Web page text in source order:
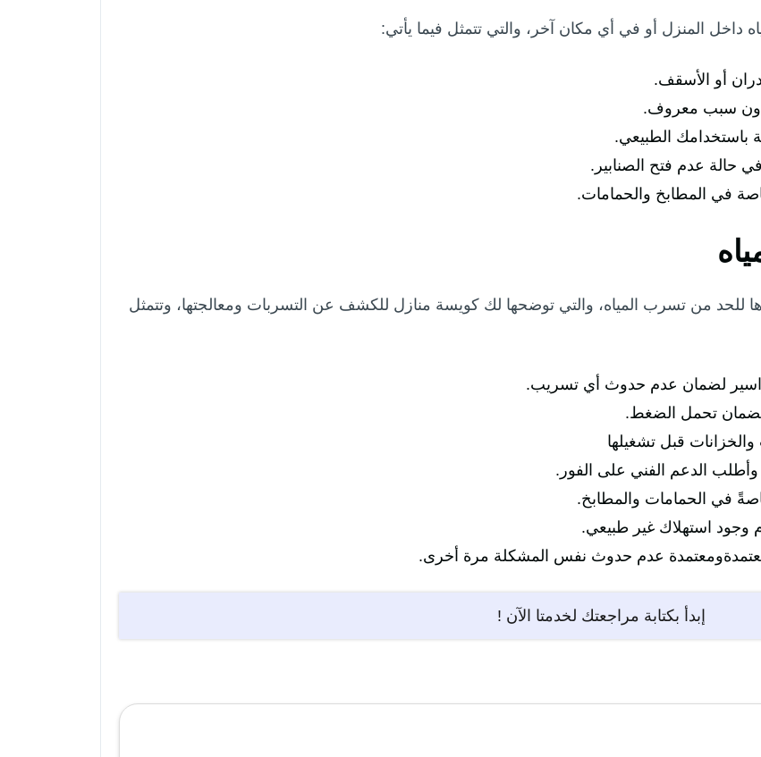
المنزل أو في أي مكان آخر، والتي تتمثل فيما يأتي:
أو الأسقف.
سبب معروف.
باستخدامك الطبيعي.
حالة عدم فتح الصنابير.
في المطابخ والحمامات.
للحد من تسرب المياه، والتي توضحها لك كويسة منازل للكشف عن التسربات ومعالجتها، وتتمثل
لضمان عدم حدوث أي تسريب.
لضمان تحمل الضغط.
قبل تشغيلها
الدعم الفني على الفور.
في الحمامات والمطابخ.
وجود استهلاك غير طبيعي.
عدم حدوث نفس المشكلة مرة أخرى.
إبدأ بكتابة مراجعتك لخدمتا الآن !